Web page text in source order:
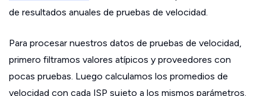
de resultados anuales de pruebas de velocidad.
Para procesar nuestros datos de pruebas de velocidad,
primero filtramos valores atípicos y proveedores con
pocas pruebas. Luego calculamos los promedios de
velocidad con cada ISP sujeto a los mismos parámetros.